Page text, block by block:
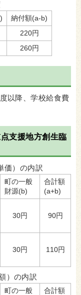
納付額(a-b)
220円
260円
以降、学校給食費
支援地方創生臨
価）の内訳
町の一般
財源(b)
合計額
(a+b)
30円 90円
30円 110円
）の内訳
町の一般
合計額